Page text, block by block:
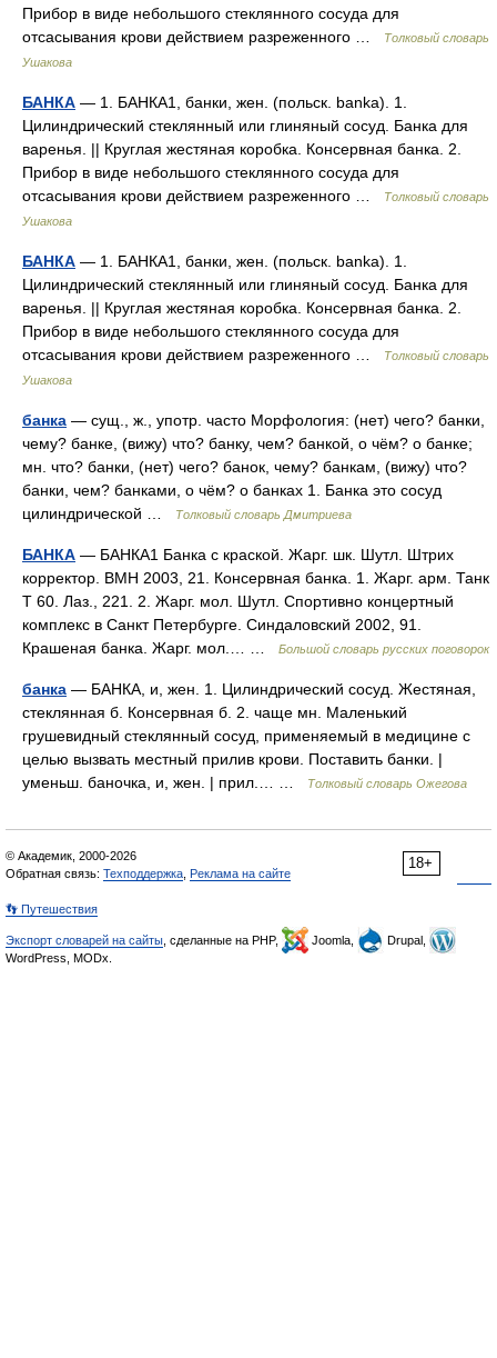
Прибор в виде небольшого стеклянного сосуда для
отсасывания крови действием разреженного …
Толковый словарь
Ушакова
БАНКА — 1. БАНКА1, банки, жен. (польск. banka). 1.
Цилиндрический стеклянный или глиняный сосуд. Банка для
варенья. || Круглая жестяная коробка. Консервная банка. 2.
Прибор в виде небольшого стеклянного сосуда для
отсасывания крови действием разреженного …
Толковый словарь
Ушакова
БАНКА — 1. БАНКА1, банки, жен. (польск. banka). 1.
Цилиндрический стеклянный или глиняный сосуд. Банка для
варенья. || Круглая жестяная коробка. Консервная банка. 2.
Прибор в виде небольшого стеклянного сосуда для
отсасывания крови действием разреженного …
Толковый словарь
Ушакова
банка — сущ., ж., употр. часто Морфология: (нет) чего? банки,
чему? банке, (вижу) что? банку, чем? банкой, о чём? о банке;
мн. что? банки, (нет) чего? банок, чему? банкам, (вижу) что?
банки, чем? банками, о чём? о банках 1. Банка это сосуд
цилиндрической …
Толковый словарь Дмитриева
БАНКА — БАНКА1 Банка с краской. Жарг. шк. Шутл. Штрих
корректор. ВМН 2003, 21. Консервная банка. 1. Жарг. арм. Танк
Т 60. Лаз., 221. 2. Жарг. мол. Шутл. Спортивно концертный
комплекс в Санкт Петербурге. Синдаловский 2002, 91.
Крашеная банка. Жарг. мол.… …
Большой словарь русских поговорок
банка — БАНКА, и, жен. 1. Цилиндрический сосуд. Жестяная,
стеклянная б. Консервная б. 2. чаще мн. Маленький
грушевидный стеклянный сосуд, применяемый в медицине с
целью вызвать местный прилив крови. Поставить банки. |
уменьш. баночка, и, жен. | прил.… …
Толковый словарь Ожегова
18+
© Академик, 2000-2026
Обратная связь: Техподдержка Реклама на сайте
👣 Путешествия
Экспорт словарей на сайты , сделанные на PHP, Joomla,
Drupal,
WordPress, MODx.